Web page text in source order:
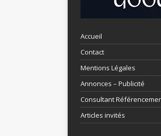
Accueil
Contact
Mentions Légales
Annonces – Publicité
Consultant
Articles invités